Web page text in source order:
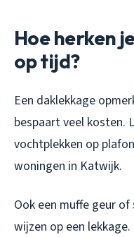
Hoe herken
op tijd?
Een daklekkage
bespaart veel kosten.
vochtplekken op
woningen in Katwijk.
Ook een muffe geur
wijzen op een